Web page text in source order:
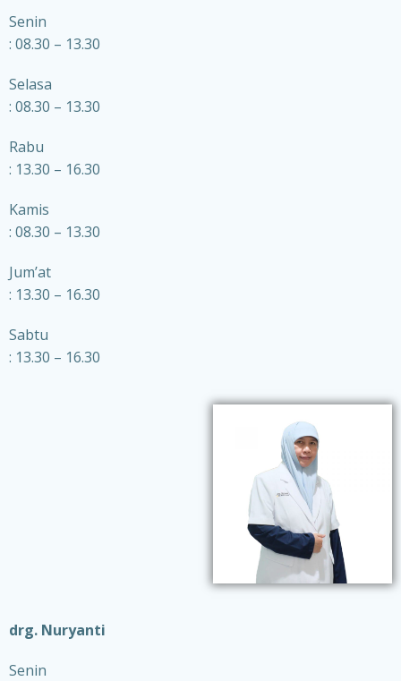
Senin
: 08.30 – 13.30
Selasa
: 08.30 – 13.30
Rabu
: 13.30 – 16.30
Kamis
: 08.30 – 13.30
Jum’at
: 13.30 – 16.30
Sabtu
: 13.30 – 16.30
drg. Nuryanti
Senin